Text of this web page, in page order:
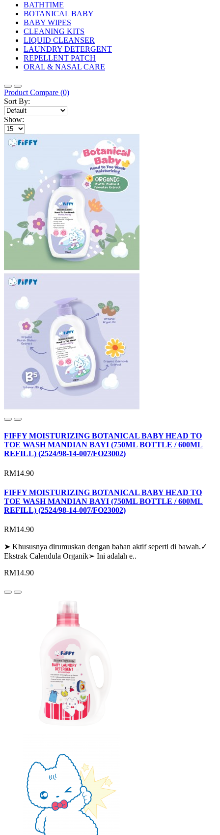
BATHTIME
BOTANICAL BABY
BABY WIPES
CLEANING KITS
LIQUID CLEANSER
LAUNDRY DETERGENT
REPELLENT PATCH
ORAL & NASAL CARE
Product Compare (0)
Sort By:
Show:
FIFFY MOISTURIZING BOTANICAL BABY HEAD TO
TOE WASH MANDIAN BAYI (750ML BOTTLE / 600ML
REFILL) (2524/98-14-007/FO23002)
RM14.90
FIFFY MOISTURIZING BOTANICAL BABY HEAD TO
TOE WASH MANDIAN BAYI (750ML BOTTLE / 600ML
REFILL) (2524/98-14-007/FO23002)
RM14.90
➤ Khususnya dirumuskan dengan bahan aktif seperti di bawah.✓
Ekstrak Calendula Organik➢ Ini adalah e..
RM14.90